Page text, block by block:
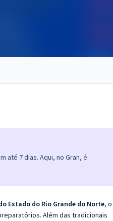
até 7 dias. Aqui, no Gran, é
Estado do Rio Grande do Norte, o
Além das tradicionais